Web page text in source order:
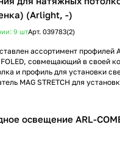
(Arlight, -)
9 штАрт. 039783(2)
ассортимент
совмещающий в своей
и профиль для установки
MAG STRETCH для
освещение ARL-